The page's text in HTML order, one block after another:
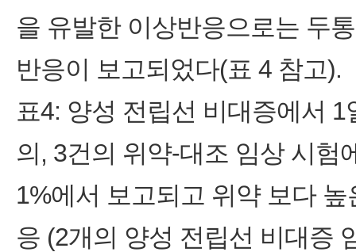
을 유발한 이상반응으로는 두
반응이 보고되었다(표 4 참고).
표4: 양성 전립선 비대증에서
의, 3건의 위약-대조 임상 시험
1%에서 보고되고 위약 보다
응 (2개의 양성 전립선 비대증